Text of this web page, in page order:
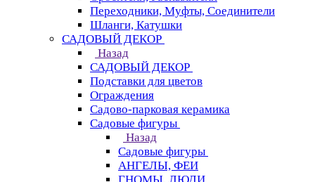
Переходники, Муфты, Соединители
Шланги, Катушки
САДОВЫЙ ДЕКОР
Назад
САДОВЫЙ ДЕКОР
Подставки для цветов
Ограждения
Садово-парковая керамика
Садовые фигуры
Назад
Садовые фигуры
АНГЕЛЫ, ФЕИ